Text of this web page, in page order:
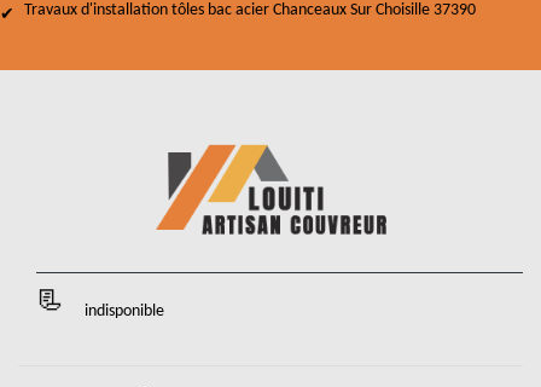
Travaux d'installation tôles bac acier Chanceaux Sur Choisille 37390
indisponible